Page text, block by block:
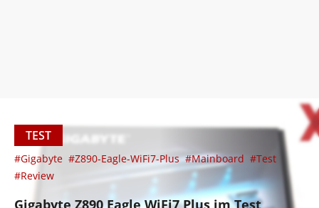
TEST
#Gigabyte #Z890-Eagle-WiFi7-Plus #Mainboard #Test
#Review
Gigabyte Z890 Eagle WiFi7 Plus im Test